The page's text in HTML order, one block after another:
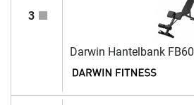
3
Darwin Hantelbank FB60